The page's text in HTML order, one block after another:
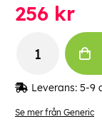
Se mer från Generic
256 kr
Leverans: 5-9